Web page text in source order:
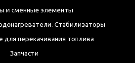
и сменные элементы
Стабилизаторы
для перекачивания топлива
Запчасти